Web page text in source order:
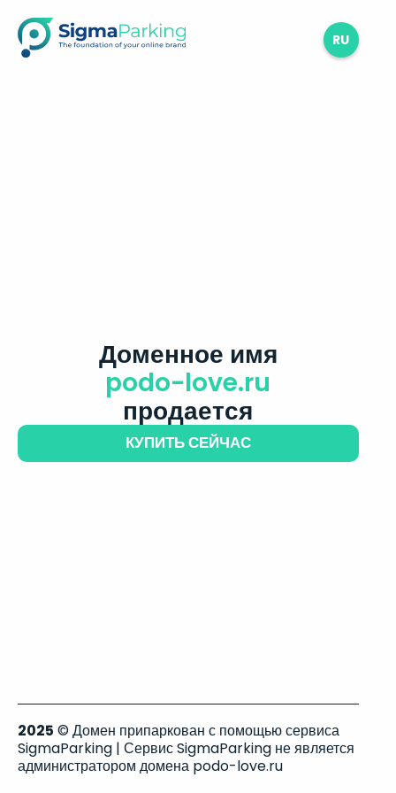
RU
Доменное имя
podo-love.ru
продается
КУПИТЬ СЕЙЧАС
2025 © Домен припаркован с помощью сервиса
SigmaParking | Сервис SigmaParking не является
администратором домена podo-love.ru